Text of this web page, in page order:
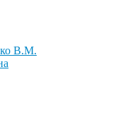
В.М.